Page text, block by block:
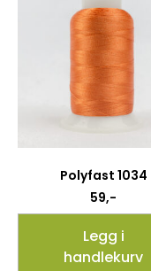
Polyfast 1034
59,-
Legg i
handlekurv